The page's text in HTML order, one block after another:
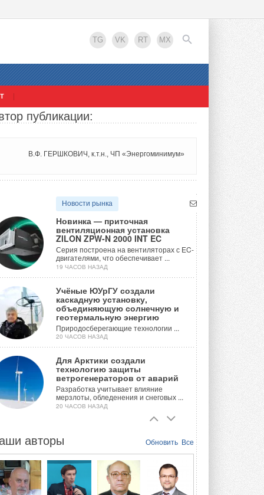
TG VK RT MX
публикации:
В.Ф. ГЕРШКОВИЧ, к.т.н., ЧП «Энергоминимум»
Новости рынка
Новинка — приточная
вентиляционная установка
ZILON ZPW-N 2000 INT EC
Серия построена на вентиляторах с EC-
двигателями, что обеспечивает ...
19 ЧАСОВ НАЗАД
Учёные ЮУрГУ создали
каскадную установку,
объединяющую солнечную и
геотермальную энергию
Природосберегающие технологии ...
20 ЧАСОВ НАЗАД
Для Арктики создали
технологию защиты
ветрогенераторов от аварий
Разработка учитывает влияние
мерзлоты, обледенения и снеговых ...
20 ЧАСОВ НАЗАД
с одним общим испарителем
конструкцию двухисточникового ...
ВЧЕРА
Обновить Все
авторы